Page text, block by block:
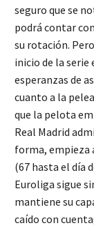
seguro que se
podrá contar
su rotación.
inicio de la serie
esperanzas de
cuanto a la
que la pelota
Real Madrid
forma, empieza
(67 hasta el día
Euroliga sigue
mantiene su
caído con